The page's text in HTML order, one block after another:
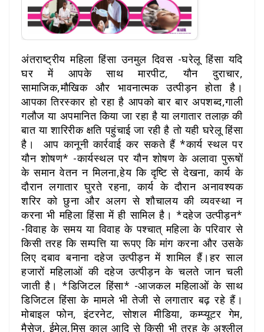
अंतराष्ट्रीय महिला हिंसा उनमुल दिवस -घरेलू हिंसा यदि
घर में आपके साथ मारपीट, यौन दुराचार,
सामाजिक,मौखिक और भावनात्मक उत्पीड़न होता है।
आपका तिरस्कार हो रहा है आपको बार बार अपशब्द,गाली
गलौज या अपमानित किया जा रहा है या लगातार तलाक़ की
बात या शारिरीक क्षति पहुंचाई जा रही है तो यही घरेलू हिंसा
है। आप कानूनी कार्रवाई कर सकते हैं *कार्य स्थल पर
यौन शोषण* -कार्यस्थल पर यौन शोषण के अलावा पुरूषों
के समान वेतन न मिलना,हेय कि दृष्टि से देखना, कार्य के
दौरान लगातार घुरते रहना, कार्य के दौरान अनावश्यक
शरिर को छुना और अलग से शौचालय की व्यवस्था न
करना भी महिला हिंसा में ही सामिल है‌‌। *दहेज उत्पीड़न*
-विवाह के समय या विवाह के पश्चात् महिला के परिवार से
किसी तरह कि सम्पत्ति या रूपए कि मांग करना और उसके
लिए दबाव बनाना दहेज उत्पीड़न में शामिल हैं।हर साल
हजारों महिलाओं की दहेज उत्पीड़न के चलते जान चली
जाती है। *डिजिटल हिंसा* -आजकल महिलाओं के साथ
डिजिटल हिंसा के मामले भी तेजी से लगातार बढ़ रहे हैं।
मोबाइल फोन, इंटरनेट, सोशल मीडिया, कम्प्यूटर गेम,
मैसेज, ईमेल,मिस काल आदि से किसी भी तरह के अश्लील